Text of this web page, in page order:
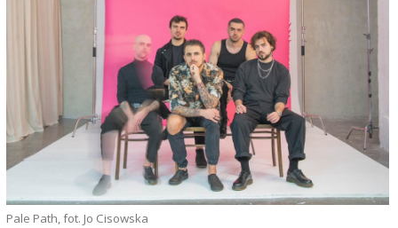
Pale Path, fot. Jo Cisowska